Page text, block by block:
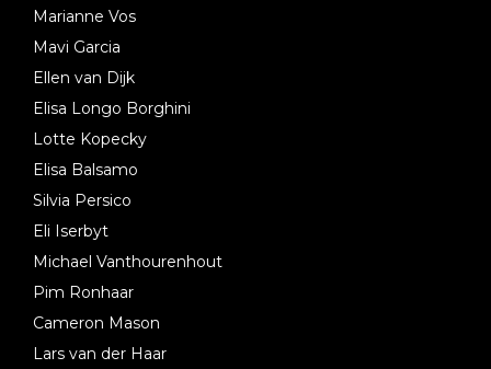
Marianne Vos
Mavi Garcia
Ellen van Dijk
Elisa Longo Borghini
Lotte Kopecky
Elisa Balsamo
Silvia Persico
Eli Iserbyt
Michael Vanthourenhout
Pim Ronhaar
Cameron Mason
Lars van der Haar